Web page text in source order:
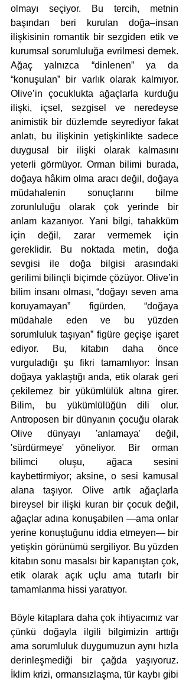
olmayı seçiyor. Bu tercih, metnin
başından beri kurulan doğa–insan
ilişkisinin romantik bir sezgiden etik ve
kurumsal sorumluluğa evrilmesi demek.
Ağaç yalnızca “dinlenen” ya da
“konuşulan” bir varlık olarak kalmıyor.
Olive’in çocuklukta ağaçlarla kurduğu
ilişki, içsel, sezgisel ve neredeyse
animistik bir düzlemde seyrediyor fakat
anlatı, bu ilişkinin yetişkinlikte sadece
duygusal bir ilişki olarak kalmasını
yeterli görmüyor. Orman bilimi burada,
doğaya hâkim olma aracı değil, doğaya
müdahalenin sonuçlarını bilme
zorunluluğu olarak çok yerinde bir
anlam kazanıyor. Yani bilgi, tahakküm
için değil, zarar vermemek için
gereklidir. Bu noktada metin, doğa
sevgisi ile doğa bilgisi arasındaki
gerilimi bilinçli biçimde çözüyor. Olive’in
bilim insanı olması, “doğayı seven ama
koruyamayan” figürden, “doğaya
müdahale eden ve bu yüzden
sorumluluk taşıyan” figüre geçişe işaret
ediyor. Bu, kitabın daha önce
vurguladığı şu fikri tamamlıyor: İnsan
doğaya yaklaştığı anda, etik olarak geri
çekilemez bir yükümlülük altına girer.
Bilim, bu yükümlülüğün dili olur.
Antroposen bir dünyanın çocuğu olarak
Olive dünyayı 'anlamaya' değil,
'sürdürmeye' yöneliyor. Bir orman
bilimci oluşu, ağaca sesini
kaybettirmiyor; aksine, o sesi kamusal
alana taşıyor. Olive artık ağaçlarla
bireysel bir ilişki kuran bir çocuk değil,
ağaçlar adına konuşabilen —ama onlar
yerine konuştuğunu iddia etmeyen— bir
yetişkin görünümü sergiliyor. Bu yüzden
kitabın sonu masalsı bir kapanıştan çok,
etik olarak açık uçlu ama tutarlı bir
tamamlanma hissi yaratıyor.
Böyle kitaplara daha çok ihtiyacımız var
çünkü doğayla ilgili bilgimizin arttığı
ama sorumluluk duygumuzun aynı hızla
derinleşmediği bir çağda yaşıyoruz.
İklim krizi, ormansızlaşma, tür kaybı gibi